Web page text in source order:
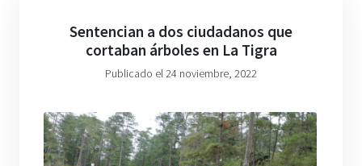
Sentencian a dos ciudadanos que
cortaban árboles en La Tigra
Publicado el 24 noviembre, 2022